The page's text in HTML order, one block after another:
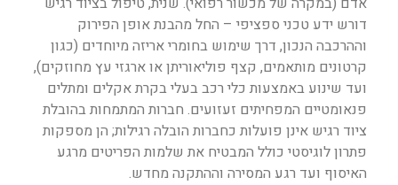
דורש ידע טכני ספציפי – החל מהבנת אופן הפירוק
וההרכבה הנכון, דרך שימוש בחומרי אריזה מיוחדים (כגון
קרטונים מותאמים, קצף פוליאוריתן או ארגזי עץ מחוזקים),
ועד שינוע באמצעות כלי רכב בעלי בקרת אקלים ומתלים
פנאומטיים המפחיתים זעזועים. חברות המתמחות בהובלת
ציוד רגיש אינן פועלות כחברות הובלה רגילות; הן מספקות
פתרון לוגיסטי כולל המבטיח את שלמות הפריטים מרגע
האיסוף ועד רגע המסירה וההתקנה מחדש.